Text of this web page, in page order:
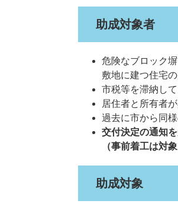
助成対象者
危険なブロック
敷地に建つ住宅
市税等を滞納し
居住者と所有者
過去に市から同
交付決定の通知
（事前着工は対
助成対象